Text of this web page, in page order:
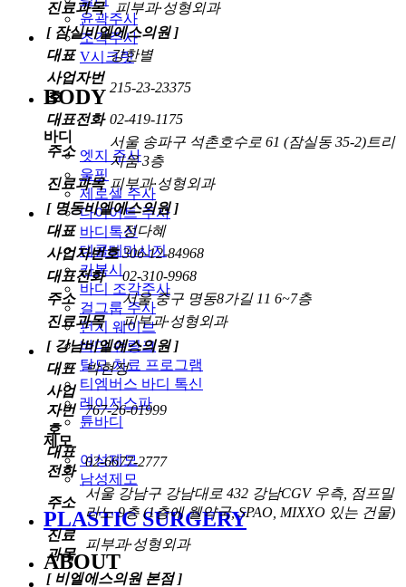
윤곽주사
조각주사
V시크릿
BODY
바디
엣지 주사
울핏
제로셀 주사
다이어트 주사
바디톡신
데콜테마사지
카복시
바디 조각주사
걸그룹 주사
펀치 웨이브
바디 슈링크
탈모 치료 프로그램
티엠버스 바디 톡신
레이저스파
튠바디
제모
여성제모
남성제모
PLASTIC SURGERY
ABOUT
진료과목
피부과·성형외과
[ 잠실비엘에스의원 ]
대표
강한별
사업자번
호
215-23-23375
대표전화 02-419-1175
주소
서울 송파구 석촌호수로 61 (잠실동 35-2)트리
지움 3층
진료과목 피부과·성형외과
[ 명동비엘에스의원 ]
대표
정다혜
사업자번호 306-12-84968
대표전화
02-310-9968
주소
서울 중구 명동8가길 11 6~7층
진료과목
피부과·성형외과
[ 강남비엘에스의원 ]
대표
박현정
사업
자번
호
767-26-01999
대표
전화
02-6677-2777
주소
서울 강남구 강남대로 432 강남CGV 우측, 점프밀
라노 9층 (1층에 웰약국, SPAO, MIXXO 있는 건물)
진료
과목
피부과·성형외과
[ 비엘에스의원 본점 ]